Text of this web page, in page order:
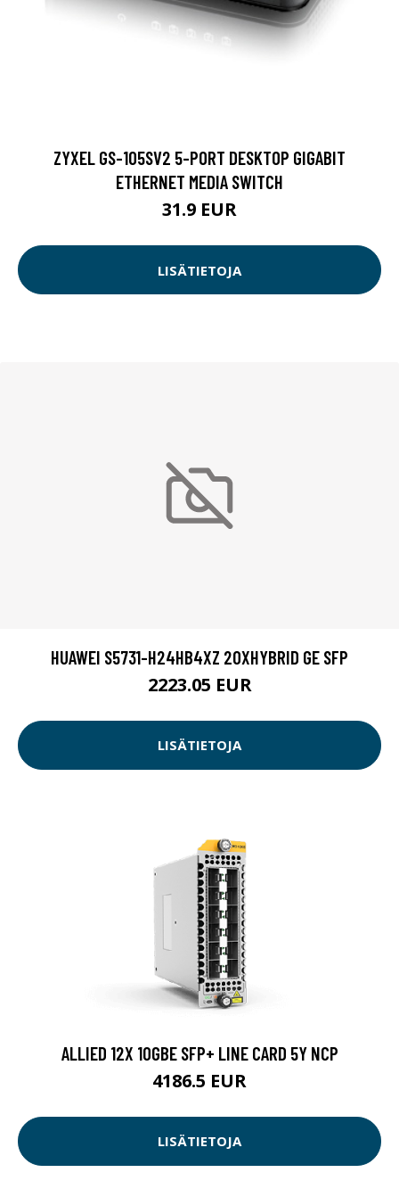
ZYXEL GS-105SV2 5-PORT DESKTOP GIGABIT
ETHERNET MEDIA SWITCH
31.9 EUR
LISÄTIETOJA
HUAWEI S5731-H24HB4XZ 20XHYBRID GE SFP
2223.05 EUR
LISÄTIETOJA
ALLIED 12X 10GBE SFP+ LINE CARD 5Y NCP
4186.5 EUR
LISÄTIETOJA